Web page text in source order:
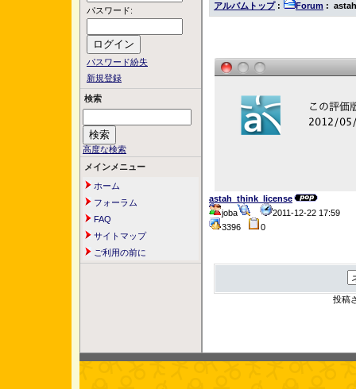
パスワード:
パスワード紛失
新規登録
検索
高度な検索
メインメニュー
ホーム
フォーラム
FAQ
サイトマップ
ご利用の前に
アルバムトップ: Forum :
astah_think_license
joba
2011-12-22 17:59
3396
0
投稿